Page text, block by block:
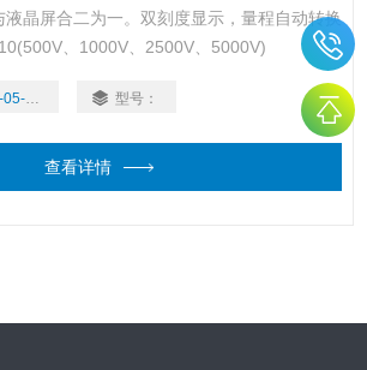
晶屏合二为一。双刻度显示，量程自动转换
、1000V、2500V、5000V)
22 型号：
查看详情